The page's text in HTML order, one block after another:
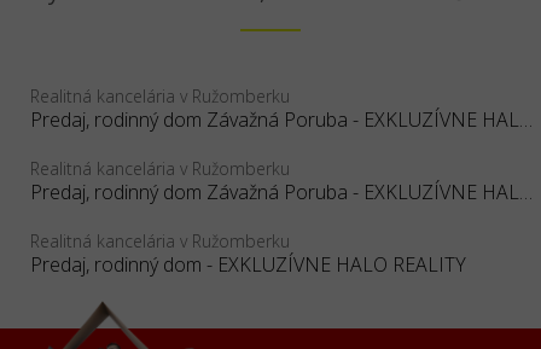
Realitná kancelária v Ružomberku
Predaj, rodinný dom Závažná Poruba - EXKLUZÍVNE HALO REALITY
Realitná kancelária v Ružomberku
Predaj, rodinný dom Závažná Poruba - EXKLUZÍVNE HALO REALITY
Realitná kancelária v Ružomberku
Predaj, rodinný dom - EXKLUZÍVNE HALO REALITY